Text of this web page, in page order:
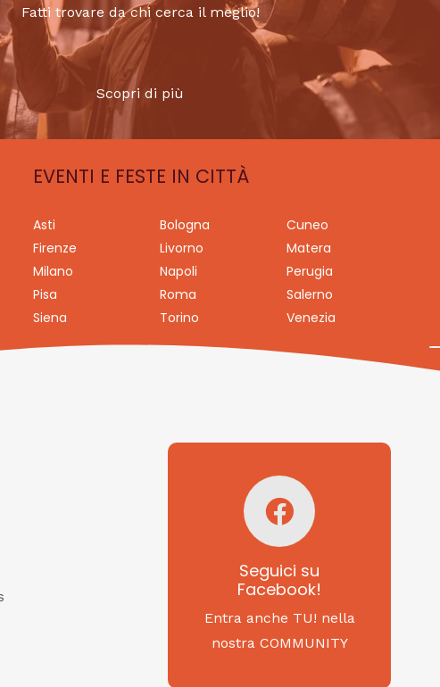
Fatti trovare da chi cerca il meglio!
Scopri di più
EVENTI E FESTE IN CITTÀ
Asti Bologna
Cuneo
Firenze
Livorno
Matera
Milano
Napoli
Perugia
Pisa
Roma
Salerno
Siena
Torino Venezia
Seguici su
Facebook!
Entra anche TU! nella
nostra COMMUNITY
Seguici su
Facebook!
SAGRITALY
Feste, cibi e tradizioni
da Nord a Sud...